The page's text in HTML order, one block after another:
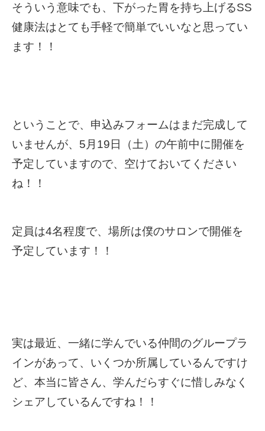
そういう意味でも、下がった胃を持ち上げるSS
健康法はとても手軽で簡単でいいなと思ってい
ます！！
ということで、申込みフォームはまだ完成して
いませんが、5月19日（土）の午前中に開催を
予定していますので、空けておいてください
ね！！
定員は4名程度で、場所は僕のサロンで開催を
予定しています！！
実は最近、一緒に学んでいる仲間のグループラ
インがあって、いくつか所属しているんですけ
ど、本当に皆さん、学んだらすぐに惜しみなく
シェアしているんですね！！